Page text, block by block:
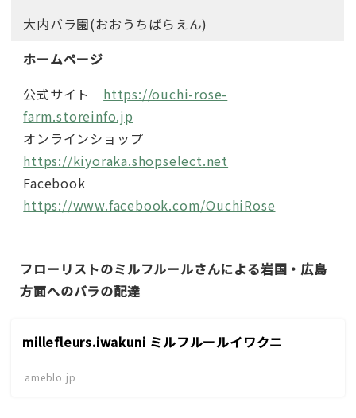
大内バラ園(おおうちばらえん)
ホームページ
公式サイト https://ouchi-rose-
farm.storeinfo.jp
オンラインショップ
https://kiyoraka.shopselect.net
Facebook
https://www.facebook.com/OuchiRose
フローリストのミルフルールさんによる岩国・広島
方面へのバラの配達
millefleurs.iwakuni ミルフルールイワクニ
ameblo.jp